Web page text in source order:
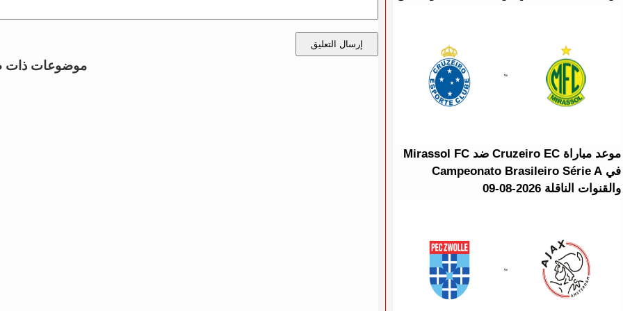
إرسال التعليق
موضوعات ذات
موعد مباراة Cruzeiro EC ضد Mirassol FC
في Campeonato Brasileiro Série A
والقنوات الناقلة 2026-08-09